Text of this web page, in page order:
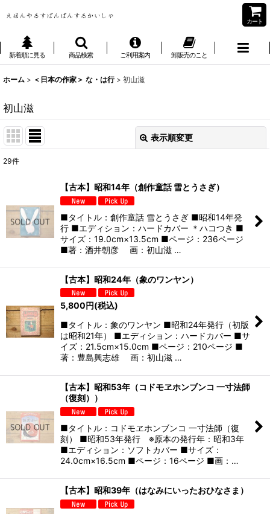
カート
新着順に見る 商品検索 ご利用案内 卸販売のこと
ホーム > ＜日本の作家＞ な・は行 > 初山滋
初山滋
表示順変更
並び順:
絞り込む
29件
【古本】昭和14年（創作童話 雪とうさぎ）
■タイトル：創作童話 雪とうさぎ ■昭和14年発
行 ■エディション：ハードカバー ＊ハコつき ■
サイズ：19.0cm×13.5cm ■ページ：236ページ
■著：酒井朝彦 画：初山滋 …
【古本】昭和24年（象のワンヤン）
5,800円(税込)
■タイトル：象のワンヤン ■昭和24年発行（初版
は昭和21年） ■エディション：ハードカバー ■サ
イズ：21.5cm×15.0cm ■ページ：210ページ ■
著：豊島興志雄 画：初山滋 …
【古本】昭和53年（コドモヱホンブンコ 一寸法師
（復刻））
■タイトル：コドモヱホンブンコ 一寸法師（復
刻） ■昭和53年発行 ※原本の発行年：昭和3年
■エディション：ソフトカバー ■サイズ：
24.0cm×16.5cm ■ページ：16ページ ■画：…
【古本】昭和39年（はなみにいったおひなさま）